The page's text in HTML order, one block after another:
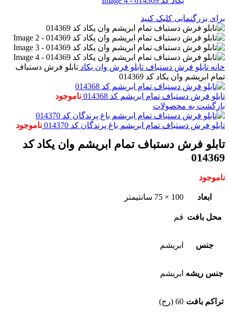
برای بزرگنمایی کلیک کنید
خانه تابلو فرش دستباف تابلو فرش وان یکاد تابلو فرش دستباف
تمام ابریشم وان یکاد کد 014369
تابلو فرش دستباف تمام ابریشم کد 014368
ناموجود
بازگشت به محصولات
تابلو فرش دستباف تمام ابریشم باغ پرندگان کد 014370 ناموجود
تابلو فرش دستباف تمام ابریشم وان یکاد کد
014369
ناموجود
ابعاد 100 × 75 سانتیمتر
محل بافت قم
جنس ابریشم
جنس ریشه ابریشم
تراکم بافت 60 (رج)